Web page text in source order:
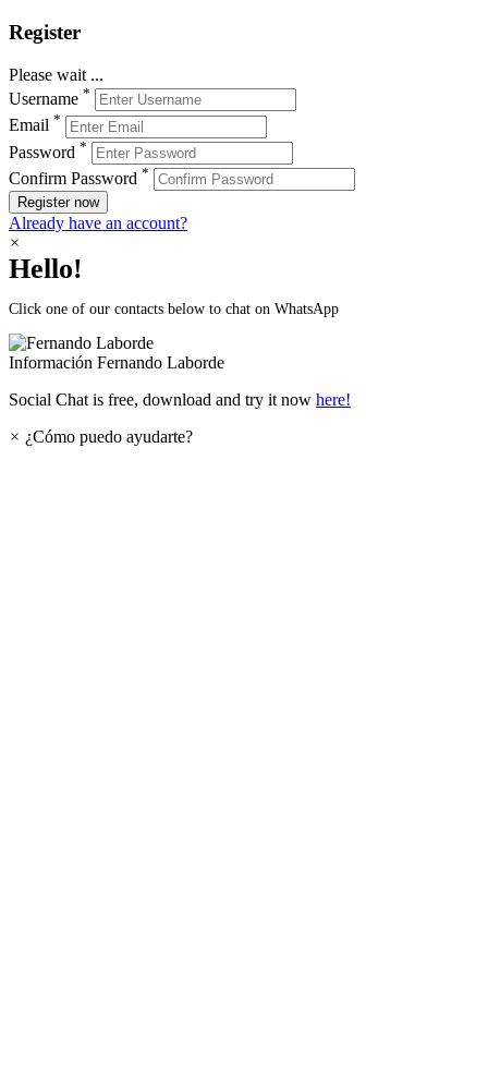
Register
Please wait ...
Username *
Email *
Password *
Confirm Password *
Register now
Already have an account?
×
Hello!
Click one of our contacts below to chat on WhatsApp
Información Fernando Laborde
Social Chat is free, download and try it now here!
× ¿Cómo puedo ayudarte?